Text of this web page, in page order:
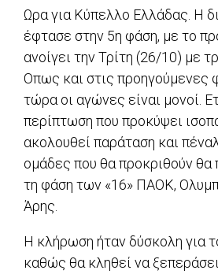
Ωρα για Κύπελλο Ελλάδας. Η
έφτασε στην 5η φάση, με το
ανοίγει την Τρίτη (26/10) με
Οπως και στις προηγούμενες
τώρα οι αγώνες είναι μονοί.
περίπτωση που προκύψει
ακολουθεί παράταση και
ομάδες που θα προκριθούν θα
τη φάση των «16» ΠΑΟΚ,
Άρης.
Η κλήρωση ήταν δύσκολη για
καθώς θα κληθεί να